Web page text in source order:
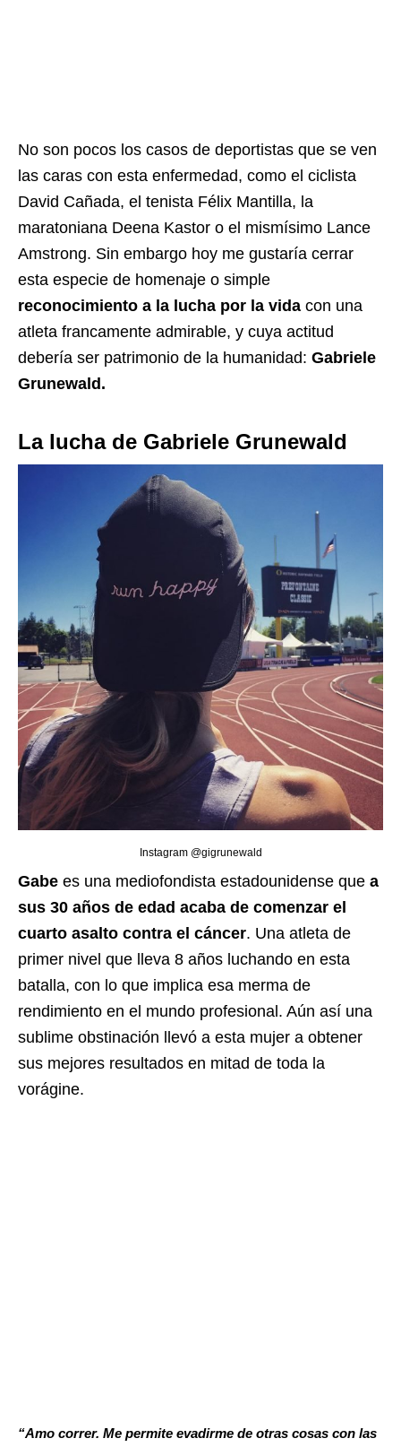
No son pocos los casos de deportistas que se ven
las caras con esta enfermedad, como el ciclista
David Cañada, el tenista Félix Mantilla, la
maratoniana Deena Kastor o el mismísimo Lance
Amstrong. Sin embargo hoy me gustaría cerrar
esta especie de homenaje o simple
reconocimiento a la lucha por la vida con una
atleta francamente admirable, y cuya actitud
debería ser patrimonio de la humanidad: Gabriele
Grunewald.
La lucha de Gabriele Grunewald
Instagram @gigrunewald
Gabe es una mediofondista estadounidense que a
sus 30 años de edad acaba de comenzar el
cuarto asalto contra el cáncer. Una atleta de
primer nivel que lleva 8 años luchando en esta
batalla, con lo que implica esa merma de
rendimiento en el mundo profesional. Aún así una
sublime obstinación llevó a esta mujer a obtener
sus mejores resultados en mitad de toda la
vorágine.
“Amo correr. Me permite evadirme de otras cosas con las